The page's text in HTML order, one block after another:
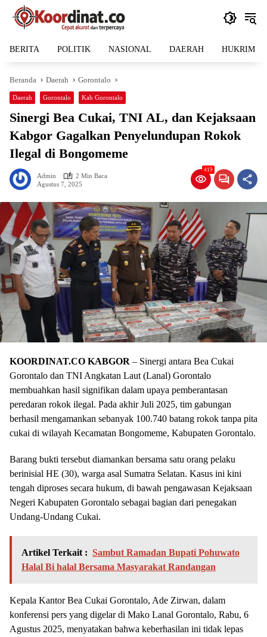
Langsung
BERITA POLITIK NASIONAL DAERAH HUKRIM
Beranda Daerah Gorontalo
Daerah Gorontalo Kab Gorontalo
Sinergi Bea Cukai, TNI AL, dan Kejaksaan
Kabgor Gagalkan Penyelundupan Rokok
Ilegal di Bongomeme
Admin
2 Min Baca
Agustus 7, 2025
419
KOORDINAT.CO KABGOR – Sinergi antara Bea Cukai
Gorontalo dan TNI Angkatan Laut (Lanal) Gorontalo
membuahkan hasil signifikan dalam upaya pemberantasan
peredaran rokok ilegal. Pada akhir Juli 2025, tim gabungan
berhasil mengamankan sebanyak 100.740 batang rokok tanpa pita
cukai di wilayah Kecamatan Bongomeme, Kabupaten Gorontalo.
Barang bukti tersebut diamankan bersama satu orang pelaku
berinisial HE (30), warga asal Sumatra Selatan. Kasus ini kini
tengah diproses secara hukum, di bawah pengawasan Kejaksaan
Negeri Kabupaten Gorontalo sebagai bagian dari penegakan
Undang-Undang Cukai.
Artikel Terkait : Sambut Ramadan Bupati Pohuwato
Halal Bi halal Bersama Masyarakat Randangan
Kepala Kantor Bea Cukai Gorontalo, Ade Zirwan, dalam
konferensi pers yang digelar di Mako Lanal Gorontalo, Rabu, 6
Agustus 2025, menyatakan bahwa keberhasilan ini tidak lepas